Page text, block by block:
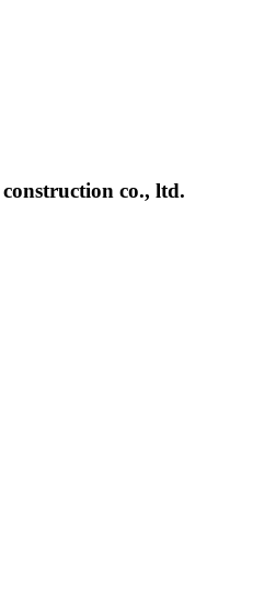
co., ltd.